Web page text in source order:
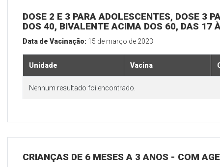
DOSE 2 E 3 PARA ADOLESCENTES, DOSE 3
DOS 40, BIVALENTE ACIMA DOS 60, DAS 17
Data de Vacinação: 15 de março de 2023
Unidade Vacina
Nenhum resultado foi encontrado.
CRIANÇAS DE 6 MESES A 3 ANOS - COM